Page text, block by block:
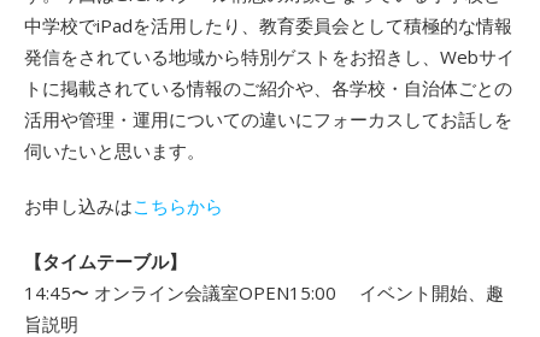
中学校でiPadを活用したり、教育委員会として積極的な情報
発信をされている地域から特別ゲストをお招きし、Webサイ
トに掲載されている情報のご紹介や、各学校・自治体ごとの
活用や管理・運用についての違いにフォーカスしてお話しを
伺いたいと思います。
お申し込みはこちらから
【タイムテーブル】
14:45〜 オンライン会議室OPEN15:00 イベント開始、趣
旨説明